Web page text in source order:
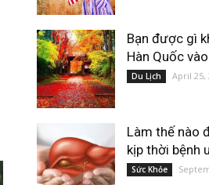
Bạn được gì
Hàn Quốc
Du Lịch April 25,
Làm thế nào
kịp thời bệnh
Sức Khỏe